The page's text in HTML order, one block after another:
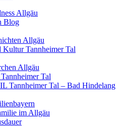
Allgäu
Blog
Allgäu
Kultur Tannheimer Tal
Allgäu
Tal
Tannheimer Tal – Bad Hindelang
im Allgäu